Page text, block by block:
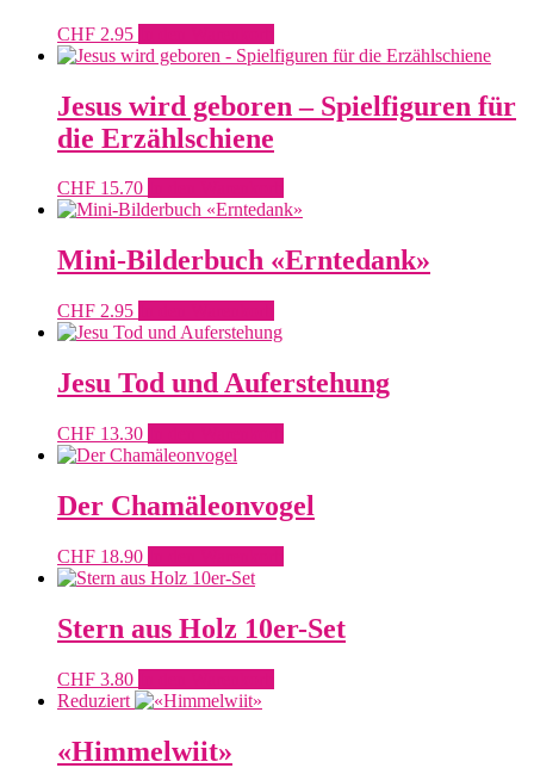
CHF 2.95
Jesus wird geboren – Spielfiguren für
die Erzählschiene
CHF 15.70
Mini-Bilderbuch «Erntedank»
CHF 2.95
Jesu Tod und Auferstehung
CHF 13.30
Der Chamäleonvogel
CHF 18.90
Stern aus Holz 10er-Set
CHF 3.80
Reduziert
«Himmelwiit»